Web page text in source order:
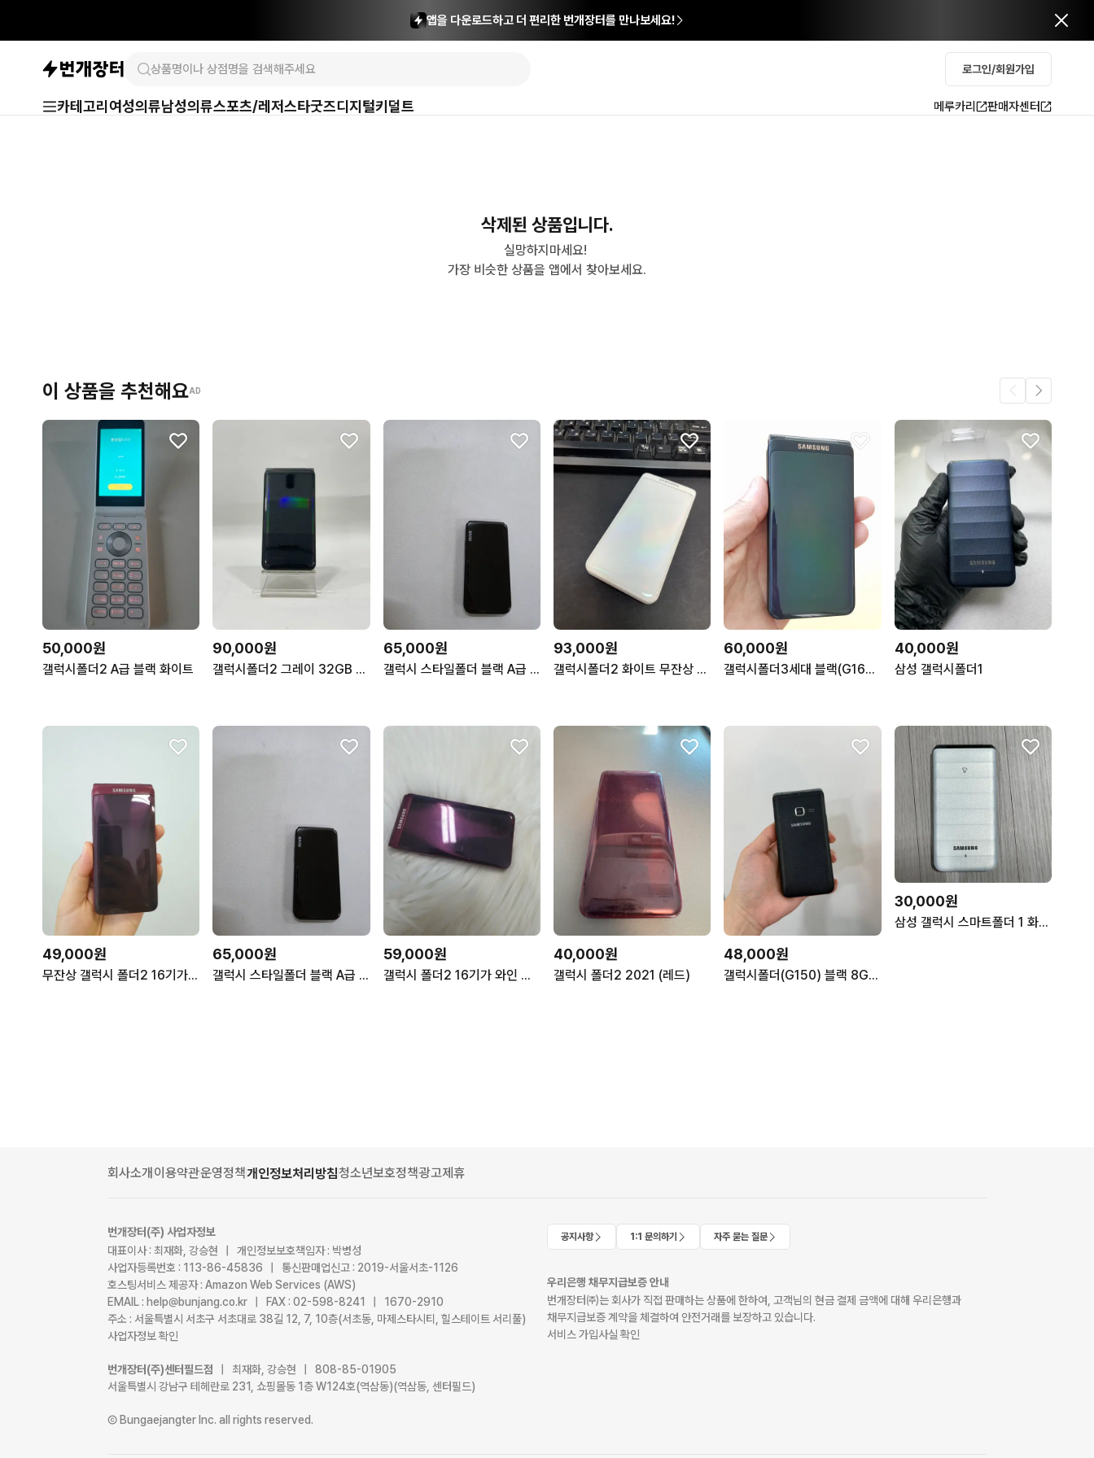
앱을 다운로드하고 더 편리한 번개장터를 만나보세요!
로그인/회원가입
카테고리 여성의류남성의류스포츠/레저스타굿즈디지털키덜트 메루카리 판매자센터
삭제된 상품입니다.
실망하지마세요!
가장 비슷한 상품을 앱에서 찾아보세요.
이 상품을 추천해요AD
50,000원
갤럭시폴더2 A급 블랙 화이트
90,000원
갤럭시폴더2 그레이 32GB Y2103
65,000원
갤럭시 스타일폴더 블랙 A급 정상공기계 중고폰
93,000원
갤럭시폴더2 화이트 무잔상 상태좋은 중고9만3천팝니다
60,000원
갤럭시폴더3세대 블랙(G160) 무잔상 판매합니다
40,000원
삼성 갤럭시폴더1
49,000원
무잔상 갤럭시 폴더2 16기가 와인 부산
65,000원
갤럭시 스타일폴더 블랙 A급 정상공기계 중고폰
59,000원
갤럭시 폴더2 16기가 와인 부산
40,000원
갤럭시 폴더2 2021 (레드)
48,000원
갤럭시폴더(G150) 블랙 8GB Y1852
30,000원
삼성 갤럭시 스마트폴더 1 화이트 흰색 8gb 폴더폰 공부폰 효도폰
회사소개이용약관운영정책개인정보처리방침청소년보호정책광고제휴
번개장터(주) 사업자정보
대표이사 : 최재화, 강승현 | 개인정보보호책임자 : 박병성
사업자등록번호 : 113-86-45836 | 통신판매업신고 : 2019-서울서초-1126
호스팅서비스 제공자 : Amazon Web Services (AWS)
EMAIL : help@bunjang.co.kr | FAX : 02-598-8241 | 1670-2910
주소 : 서울특별시 서초구 서초대로 38길 12, 7, 10층(서초동, 마제스타시티, 힐스테이트 서리풀)
사업자정보 확인
번개장터(주)센터필드점
| 최재화, 강승현 | 808-85-01905
서울특별시 강남구 테헤란로 231, 쇼핑몰동 1층 W124호(역삼동)(역삼동, 센터필드)
Ⓒ Bungaejangter Inc. all rights reserved.
공지사항 1:1 문의하기 자주 묻는 질문
우리은행 채무지급보증 안내
번개장터㈜는 회사가 직접 판매하는 상품에 한하여, 고객님의 현금 결제 금액에 대해 우리은행과
채무지급보증 계약을 체결하여 안전거래를 보장하고 있습니다.
서비스 가입사실 확인